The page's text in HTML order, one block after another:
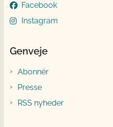
Facebook
Instagram
Genveje
Abonnér
Presse
RSS nyheder